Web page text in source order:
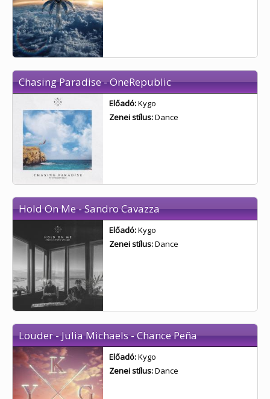
Chasing Paradise - OneRepublic
Előadó:Kygo
Zenei stílus:Dance
Hold On Me - Sandro Cavazza
Előadó:Kygo
Zenei stílus:Dance
Louder - Julia Michaels - Chance Peña
Előadó:Kygo
Zenei stílus:Dance